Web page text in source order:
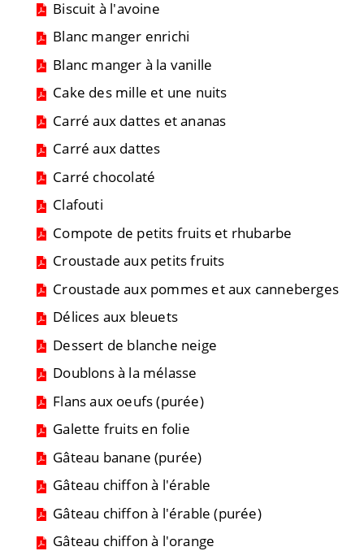
Biscuit à l'avoine
Blanc manger enrichi
Blanc manger à la vanille
Cake des mille et une nuits
Carré aux dattes et ananas
Carré aux dattes
Carré chocolaté
Clafouti
Compote de petits fruits et rhubarbe
Croustade aux petits fruits
Croustade aux pommes et aux canneberges
Délices aux bleuets
Dessert de blanche neige
Doublons à la mélasse
Flans aux oeufs (purée)
Galette fruits en folie
Gâteau banane (purée)
Gâteau chiffon à l'érable
Gâteau chiffon à l'érable (purée)
Gâteau chiffon à l'orange